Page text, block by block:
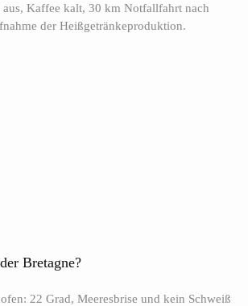
aus, Kaffee kalt, 30 km Notfallfahrt nach
der Heißgetränkeproduktion.
Bretagne?
22 Grad, Meeresbrise und kein Schweiß